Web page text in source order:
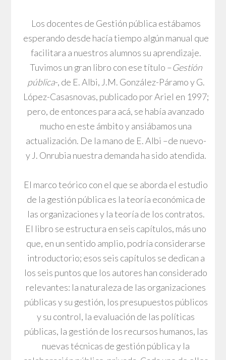
Los docentes de Gestión pública estábamos
esperando desde hacía tiempo algún manual que
facilitara a nuestros alumnos su aprendizaje.
Tuvimos un gran libro con ese título –Gestión
pública-, de E. Albi, J.M. González-Páramo y G.
López-Casasnovas, publicado por Ariel en 1997;
pero, de entonces para acá, se había avanzado
mucho en este ámbito y ansiábamos una
actualización. De la mano de E. Albi –de nuevo-
y J. Onrubia nuestra demanda ha sido atendida.
El marco teórico con el que se aborda el estudio
de la gestión pública es la teoría económica de
las organizaciones y la teoría de los contratos.
El libro se estructura en seis capítulos, más uno
que, en un sentido amplio, podría considerarse
introductorio; esos seis capítulos se dedican a
los seis puntos que los autores han considerado
relevantes: la naturaleza de las organizaciones
públicas y su gestión, los presupuestos públicos
y su control, la evaluación de las políticas
públicas, la gestión de los recursos humanos, las
nuevas técnicas de gestión pública y la